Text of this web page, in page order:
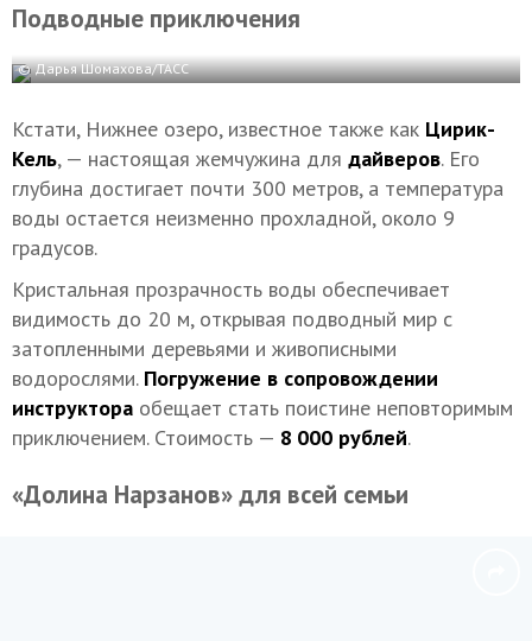
Подводные приключения
© Дарья Шомахова/ТАСС
Кстати, Нижнее озеро, известное также как Цирик-
Кель, — настоящая жемчужина для дайверов. Его
глубина достигает почти 300 метров, а температура
воды остается неизменно прохладной, около 9
градусов.
Кристальная прозрачность воды обеспечивает
видимость до 20 м, открывая подводный мир с
затопленными деревьями и живописными
водорослями. Погружение в сопровождении
инструктора обещает стать поистине неповторимым
приключением. Стоимость — 8 000 рублей.
«Долина Нарзанов» для всей семьи